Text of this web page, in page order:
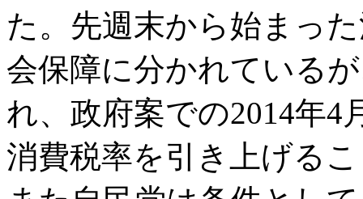
た。先週末から始まっ
会保障に分かれている
れ、政府案での2014年4
消費税率を引き上げる